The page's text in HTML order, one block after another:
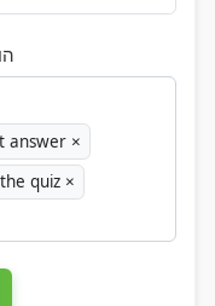
answer ×
quiz ×